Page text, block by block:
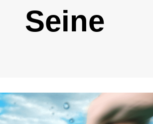
Seine